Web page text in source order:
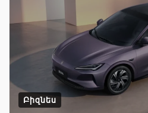
Բիզնես